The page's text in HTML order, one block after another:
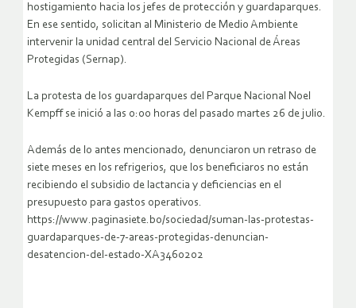
hostigamiento hacia los jefes de protección y guardaparques.
En ese sentido, solicitan al Ministerio de Medio Ambiente
intervenir la unidad central del Servicio Nacional de Áreas
Protegidas (Sernap).
La protesta de los guardaparques del Parque Nacional Noel
Kempff se inició a las 0:00 horas del pasado martes 26 de julio.
Además de lo antes mencionado, denunciaron un retraso de
siete meses en los refrigerios, que los beneficiaros no están
recibiendo el subsidio de lactancia y deficiencias en el
presupuesto para gastos operativos.
https://www.paginasiete.bo/sociedad/suman-las-protestas-
guardaparques-de-7-areas-protegidas-denuncian-
desatencion-del-estado-XA3460202